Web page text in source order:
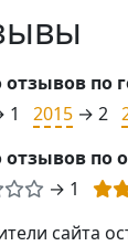
отзывов по
1 2015 → 2
отзывов по
→ 1
сайта